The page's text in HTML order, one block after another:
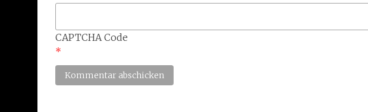
CAPTCHA Code
*